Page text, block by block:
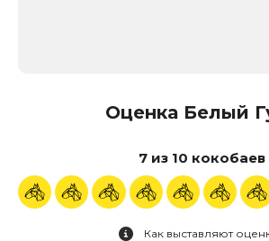
Оценка Белый
7 из 10 кокобаев
Как выставляют